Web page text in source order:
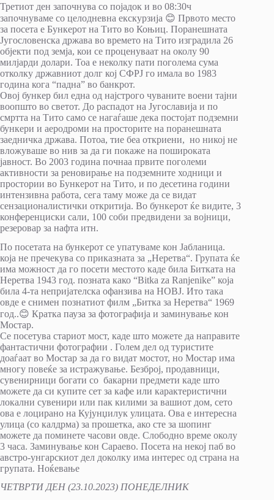
Третиот ден започнува со појадок и во 08:30ч
започнуваме со целодневна екскурзија 😊 Првото место
за посета е Бункерот на Тито во Коњиц. Поранешната
Југословенска држава во времето на Тито изградила 26
објекти под земја, кои се проценуваат на околу 90
милјарди долари. Тоа е неколку пати поголема сума
отколку државниот долг кој СФРЈ го имала во 1983
година кога “падна” во банкрот.
Овој бункер бил една од најстрого чуваните воени тајни
воопшто во светот. До распадот на Југославија и по
смртта на Тито само се нагаѓаше дека постојат подземни
бункери и аеродроми на просторите на поранешната
заедничка држава. Потоа, тие беа откриени, но никој не
вложуваше во нив за да ги покаже на пошироката
јавност. Во 2003 година почнаа првите поголеми
активности за реновирање на подземните ходници и
простории во Бункерот на Тито, и по десетина години
интензивна работа, сега таму може да се видат
сензационалистички откритија. Во бункерот ќе видите, 3
конференциски сали, 100 соби предвидени за војници,
резеровар за нафта итн.
По посетата на бункерот се упатуваме кон Јабланица.
која не пречекува со приказната за „Неретва“. Групата ќе
има можност да го посети местото каде била Битката на
Неретва 1943 год. позната како “Bitka za Ranjenike” која
била 4-та непријателска офанзива на НОВЈ. Ито така
овде е снимен познатиот филм „Битка за Неретва“ 1969
год..😊 Кратка пауза за фотографија и заминување кон
Мостар.
Се посетува стариот мост, каде што можете да направите
фантастични фотографии . Голем дел од туристите
доаѓаат во Мостар за да го видат мостот, но Мостар има
многу повеќе за истражување. Безброј, продавници,
сувенирници богати со бакарни предмети каде што
можете да си купите сет за кафе или карактеристични
локални сувенири или пак килими за вашиот дом, сето
ова е лоцирано на Кујунџилук улицата. Ова е интересна
улица (со калдрма) за прошетка, ако сте за шопинг
можете да поминете часови овде. Слободно време околу
3 часа. Заминување кон Сараево. Посета на некој паб во
австро-унгарскиот дел доколку има интерес од страна на
групата. Ноќевање
ЧЕТВРТИ ДЕН (23.10.2023) ПОНЕДЕЛНИК